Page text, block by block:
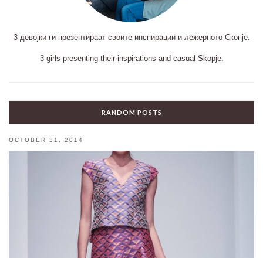
3 девојки ги презентираат своите инспирации и лежерното Скопје.
3 girls presenting their inspirations and casual Skopje.
RANDOM POSTS
OCTOBER 31, 2014